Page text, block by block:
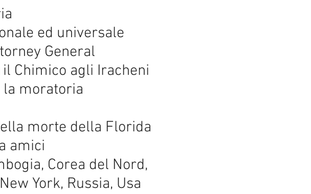
vittoria
ed universale
Attorney General
il Chimico agli Iracheni
la moratoria
della morte della Florida
cerca amici
Corea del Nord,
York, Russia, Usa